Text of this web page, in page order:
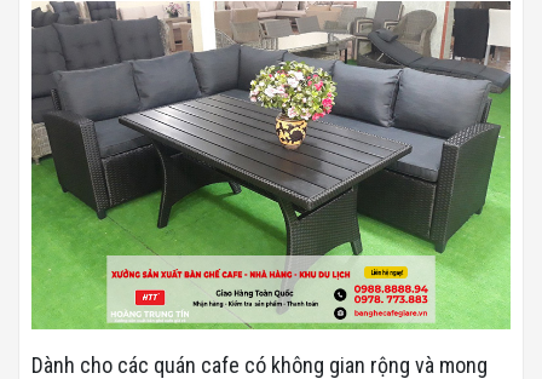
Dành cho các quán cafe có không gian rộng và mong